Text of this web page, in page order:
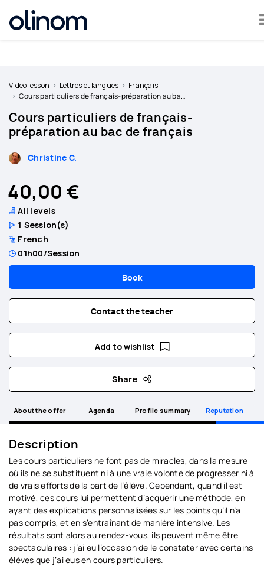
a
teacher
Log
Video lesson Lettres et langues
Français
Cours particuliers de français-préparation au bac de français
Cours particuliers de français-
préparation au bac de français
Christine C.
40,00 €
All levels
1 Session(s)
French
01h00/Session
Book
Contact the teacher
Add to wishlist
Share
About the offer Agenda Profile summary Reputation
Description
Les cours particuliers ne font pas de miracles, dans la mesure
où ils ne se substituent ni à une vraie volonté de progresser ni à
de vrais efforts de la part de l’élève. Cependant, quand il est
motivé, ces cours lui permettent d’acquérir une méthode, en
ayant des explications personnalisées sur les points qu’il n’a
pas compris, et en s’entraînant de manière intensive. Les
résultats sont alors au rendez-vous, ils peuvent même être
spectaculaires : j’ai eu l’occasion de le constater avec certains
élèves que j’ai eus en cours particuliers.
Cookies management panel